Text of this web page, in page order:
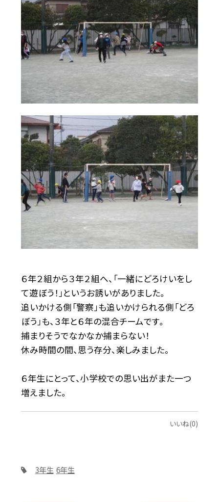
６年２組から３年２組へ、「一緒にどろけいをし
て遊ぼう！」というお誘いがありました。
追いかける側「警察」も追いかけられる側「どろ
ぼう」も、３年と６年の混合チームです。
捕まりそうでなかなか捕まらない！
休み時間の間、思う存分、楽しみました。
６年生にとって、小学校での思い出がまた一つ
増えました。
いいね(0)
3年生 6年生